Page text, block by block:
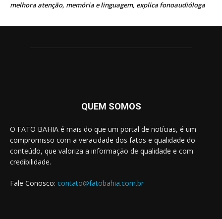
melhora atenção, memória e linguagem, explica fonoaudióloga
QUEM SOMOS
O FATO BAHIA é mais do que um portal de notícias, é um
compromisso com a veracidade dos fatos e qualidade do
conteúdo, que valoriza a informação de qualidade e com
credibilidade.
Fale Conosco: contato@fatobahia.com.br